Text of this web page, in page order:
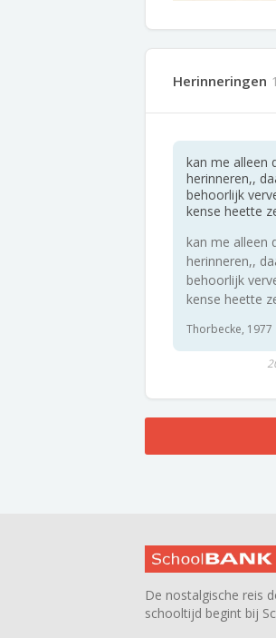
Herinneringen 1
kan me alleen
herinneren,,
behoorlijk
kense heette
kan me alleen
herinneren,,
behoorlijk
kense heette
Thorbecke, 1977
De nostalgische reis
schooltijd begint bij